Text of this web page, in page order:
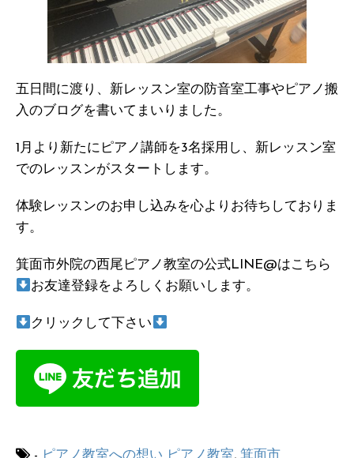
五日間に渡り、新レッスン室の防音室工事やピアノ搬
入のブログを書いてまいりました。
1月より新たにピアノ講師を3名採用し、新レッスン室
でのレッスンがスタートします。
体験レッスンのお申し込みを心よりお待ちしておりま
す。
箕面市外院の西尾ピアノ教室の公式LINE@はこちら
お友達登録をよろしくお願いします。
クリックして下さい
- ピアノ教室への想い ピアノ教室, 箕面市